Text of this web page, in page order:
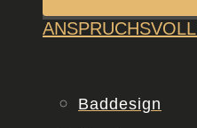
Baddesign